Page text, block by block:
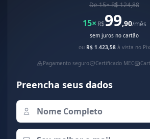
De 15× R$ 124,88
15× R$99,90/mês
sem juros no cartão
ou R$ 1.423,58 à vista no Pix
Pagamento seguro Certificado MEC
Preencha seus dados